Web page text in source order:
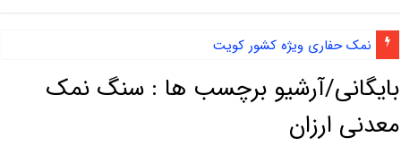
نمک حفاری ویژه کشور کویت
بایگانی/آرشیو برچسب ها : سنگ نمک
معدنی ارزان